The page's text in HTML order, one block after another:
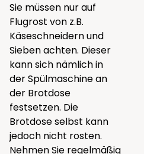
Sie müssen nur auf
Flugrost von z.B.
Käseschneidern und
Sieben achten. Dieser
kann sich nämlich in
der Spülmaschine an
der Brotdose
festsetzen. Die
Brotdose selbst kann
jedoch nicht rosten.
Nehmen Sie regelmäßig